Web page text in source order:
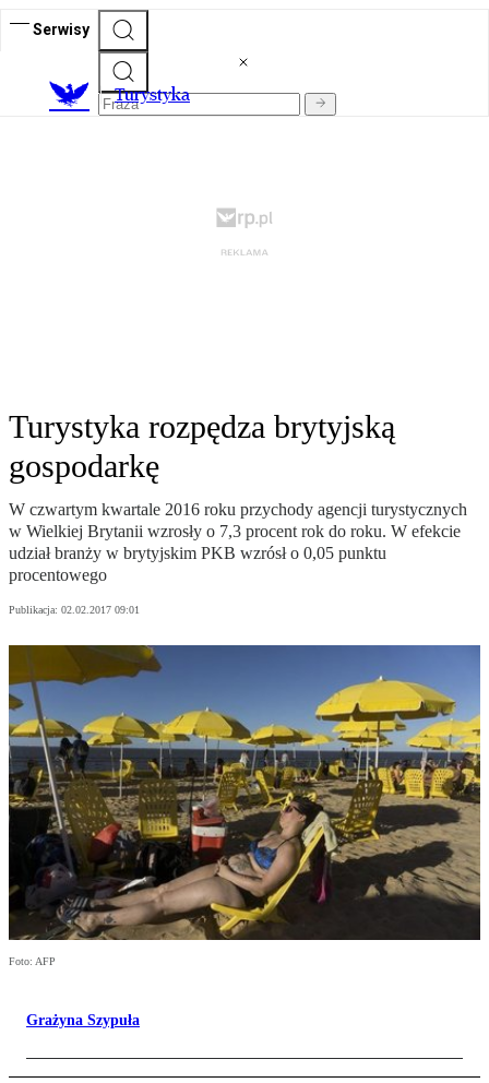
Serwisy
Turystyka
Turystyka rozpędza brytyjską
gospodarkę
W czwartym kwartale 2016 roku przychody agencji turystycznych
w Wielkiej Brytanii wzrosły o 7,3 procent rok do roku. W efekcie
udział branży w brytyjskim PKB wzrósł o 0,05 punktu
procentowego
Publikacja: 02.02.2017 09:01
Foto: AFP
Grażyna Szypuła